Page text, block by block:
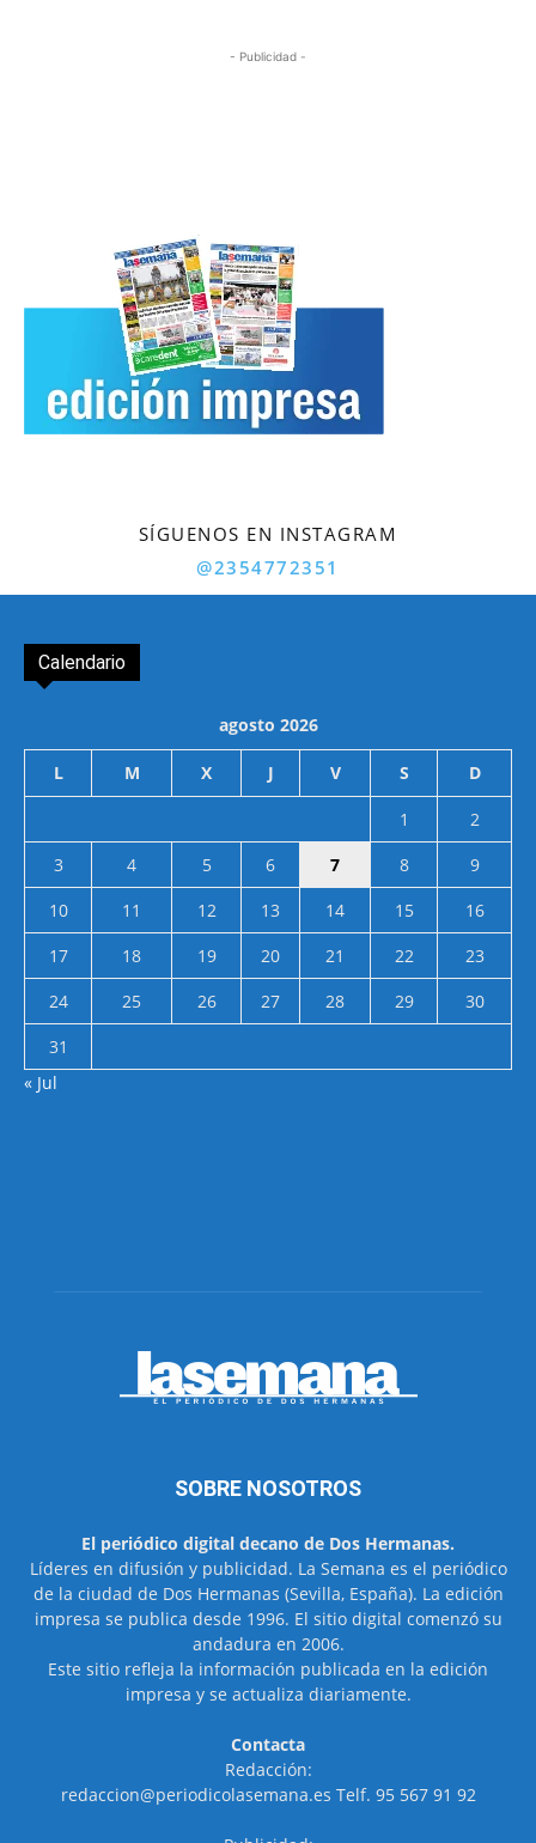
- Publicidad -
SÍGUENOS EN INSTAGRAM
@2354772351
Calendario
agosto 2026
L M X J V S D
1
2
3
4 5 6 7 8
9
10
11 12 13 14 15
16
17
18 19 20 21 22
23
24
25 26 27 28 29
30
31
« Jul
SOBRE NOSOTROS
El periódico digital decano de Dos Hermanas.
Líderes en difusión y publicidad. La Semana es el periódico
de la ciudad de Dos Hermanas (Sevilla, España). La edición
impresa se publica desde 1996. El sitio digital comenzó su
andadura en 2006.
Este sitio refleja la información publicada en la edición
impresa y se actualiza diariamente.
Contacta
Redacción:
redaccion@periodicolasemana.es Telf. 95 567 91 92